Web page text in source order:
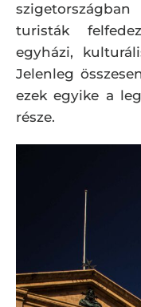
turisták
egyházi,
Jelenleg
ezek egyike a
része.